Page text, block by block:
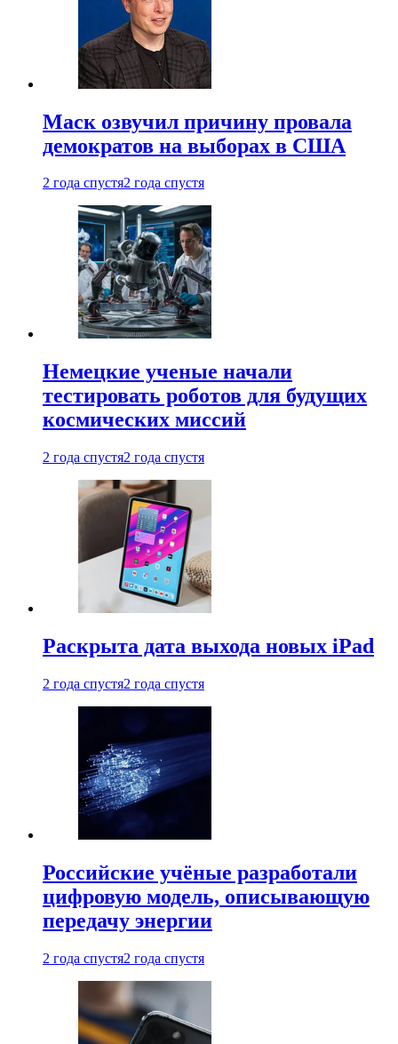
Маск озвучил причину провала
демократов на выборах в США
2 года спустя2 года спустя
Немецкие ученые начали
тестировать роботов для будущих
космических миссий
2 года спустя2 года спустя
Раскрыта дата выхода новых iPad
2 года спустя2 года спустя
Российские учёные разработали
цифровую модель, описывающую
передачу энергии
2 года спустя2 года спустя